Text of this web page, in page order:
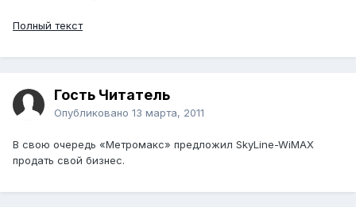
Полный текст
Гость Читатель
Опубликовано 13 марта, 2011
В свою очередь «Метромакс» предложил SkyLine-WiMAX
продать свой бизнес.